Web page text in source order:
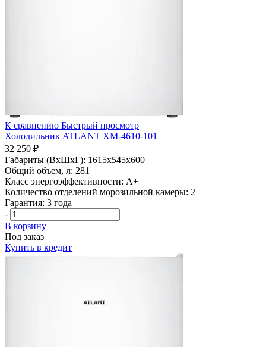
К сравнению Быстрый просмотр
Холодильник ATLANT ХМ-4610-101
32 250 ₽
Габариты (ВхШхГ): 1615x545x600
Общий объем, л: 281
Класс энергоэффективности: A+
Количество отделений морозильной камеры: 2
Гарантия: 3 года
-
+
В корзину
Под заказ
Купить в кредит